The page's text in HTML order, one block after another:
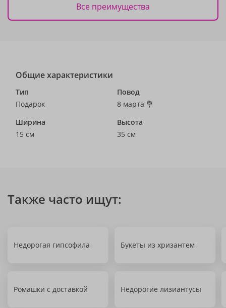
Все преимущества
Общие характеристики
Тип
Подарок
Повод
8 марта 💐
Ширина
15 см
Высота
35 см
Также часто ищут:
Недорогая гипсофила Букеты из хризантем
Ромашки с доставкой Недорогие лизиантусы